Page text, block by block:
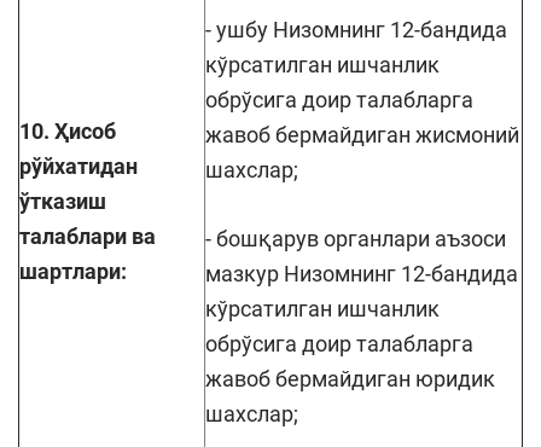
10. Ҳисоб
рўйхатидан
ўтказиш
талаблари ва
шартлари:
- ушбу Низомнинг 12-бандида
кўрсатилган ишчанлик
обрўсига доир талабларга
жавоб бермайдиган жисмоний
шахслар;
- бошқарув органлари аъзоси
мазкур Низомнинг 12-бандида
кўрсатилган ишчанлик
обрўсига доир талабларга
жавоб бермайдиган юридик
шахслар;